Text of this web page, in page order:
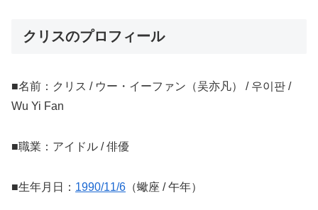
クリスのプロフィール
■名前：クリス / ウー・イーファン（吴亦凡） / 우이판 /
Wu Yi Fan
■職業：アイドル / 俳優
■生年月日： 1990/11/6 （蠍座 / 午年）